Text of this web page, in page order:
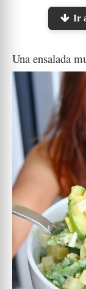
Ir
Una ensalada